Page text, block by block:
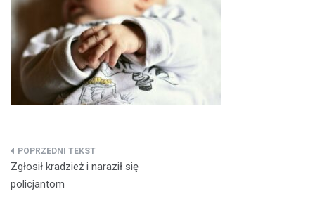
Nawigacja
wpisu
Zgłosił kradzież i naraził się
policjantom